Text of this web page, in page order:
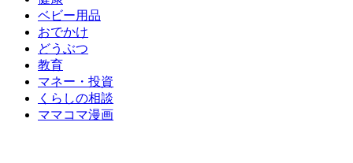
ベビー用品
おでかけ
どうぶつ
教育
マネー・投資
くらしの相談
ママコマ漫画